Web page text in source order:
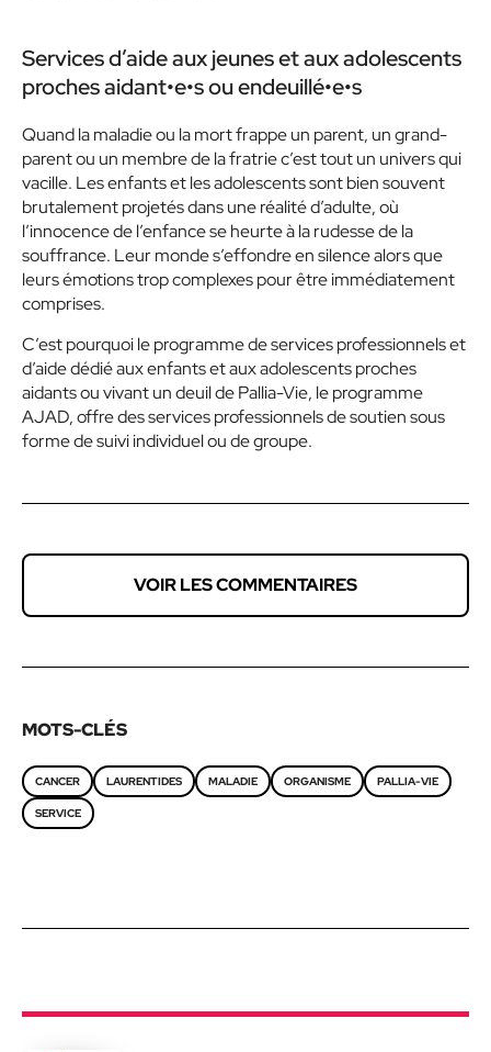
Services d’aide aux jeunes et aux adolescents
proches aidant•e•s ou endeuillé•e•s
Quand la maladie ou la mort frappe un parent, un grand-
parent ou un membre de la fratrie c’est tout un univers qui
vacille. Les enfants et les adolescents sont bien souvent
brutalement projetés dans une réalité d’adulte, où
l’innocence de l’enfance se heurte à la rudesse de la
souffrance. Leur monde s’effondre en silence alors que
leurs émotions trop complexes pour être immédiatement
comprises.
C’est pourquoi le programme de services professionnels et
d’aide dédié aux enfants et aux adolescents proches
aidants ou vivant un deuil de Pallia-Vie, le programme
AJAD, offre des services professionnels de soutien sous
forme de suivi individuel ou de groupe.
VOIR LES COMMENTAIRES
MOTS-CLÉS
CANCER LAURENTIDES MALADIE ORGANISME PALLIA-VIE
SERVICE